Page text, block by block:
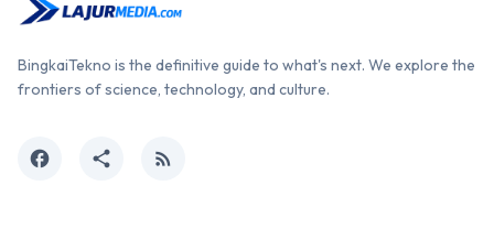
BingkaiTekno is the definitive guide to what's next. We explore the
frontiers of science, technology, and culture.
facebook share rss_feed